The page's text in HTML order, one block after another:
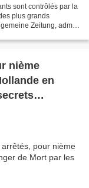
sont contrôlés par la
plus grands
Zeitung, admet
nième
en